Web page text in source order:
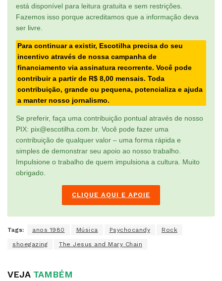
está disponível para leitura gratuita e sem restrições.
Fazemos isso porque acreditamos que a informação deva
ser livre.
Para continuar a existir, Escotilha precisa do seu
incentivo através de nossa campanha de
financiamento via assinatura recorrente. Você pode
contribuir a partir de R$ 8,00 mensais. Toda
contribuição, grande ou pequena, potencializa e ajuda
a manter nosso jornalismo.
Se preferir, faça uma contribuição pontual através de nosso
PIX: pix@escotilha.com.br. Você pode fazer uma
contribuição de qualquer valor – uma forma rápida e
simples de demonstrar seu apoio ao nosso trabalho.
Impulsione o trabalho de quem impulsiona a cultura. Muito
obrigado.
CLIQUE AQUI E APOIE
Tags: anos 1980 Música Psychocandy Rock
shoegazing The Jesus and Mary Chain
VEJATAMBÉM